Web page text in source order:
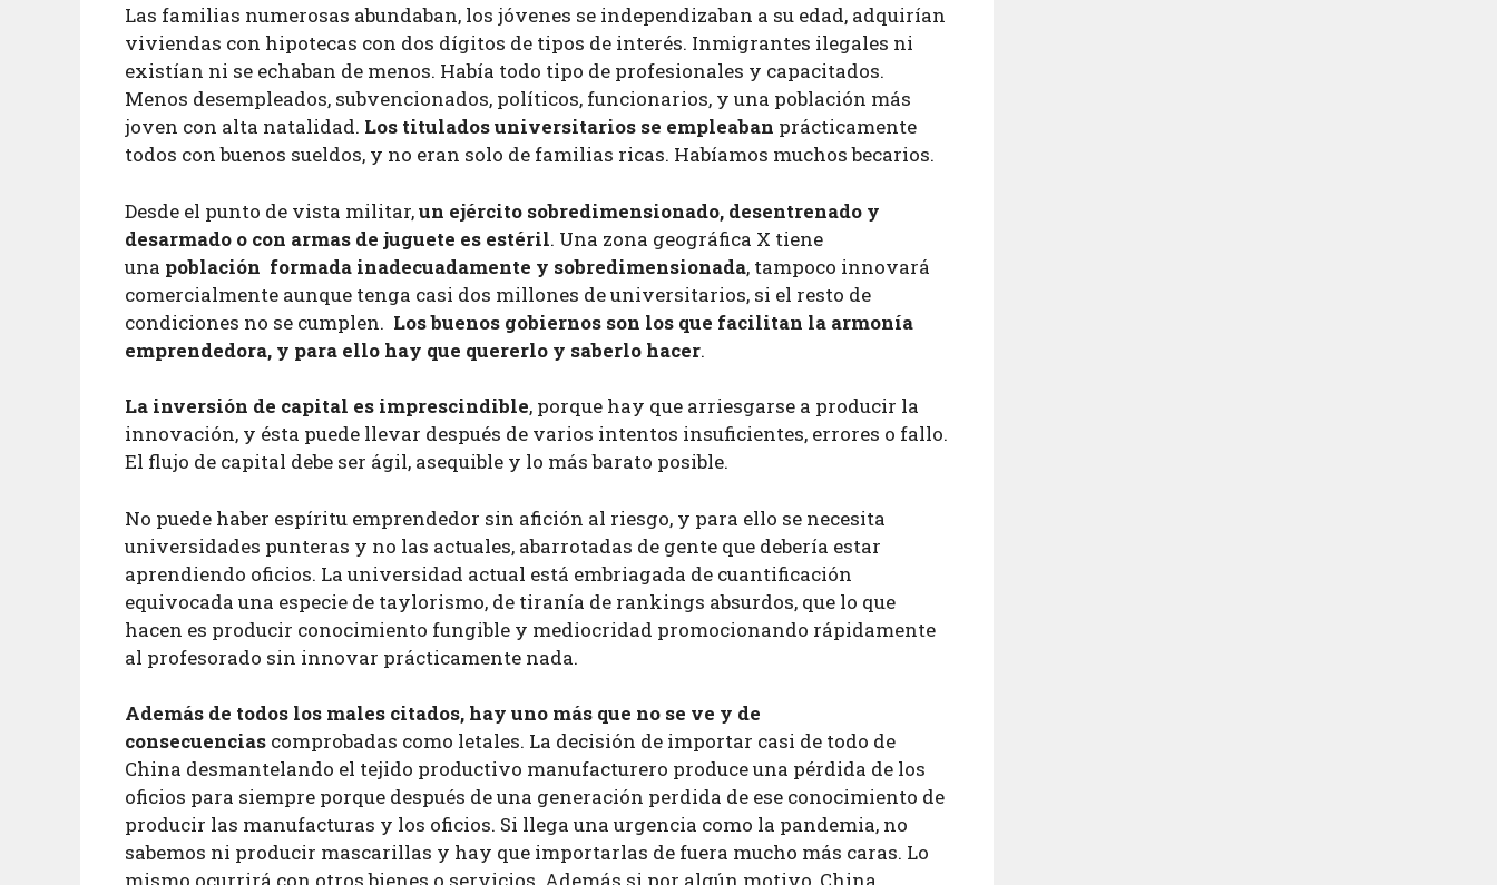
Las familias numerosas abundaban, los jóvenes se independizaban a su edad, adquirían
viviendas con hipotecas con dos dígitos de tipos de interés. Inmigrantes ilegales ni
existían ni se echaban de menos. Había todo tipo de profesionales y capacitados.
Menos desempleados, subvencionados, políticos, funcionarios, y una población más
joven con alta natalidad. Los titulados universitarios se empleaban prácticamente
todos con buenos sueldos, y no eran solo de familias ricas. Habíamos muchos becarios.
Desde el punto de vista militar,un ejército sobredimensionado, desentrenado y
desarmado o con armas de juguete es estéril. Una zona geográfica X tiene
una población formada inadecuadamente y sobredimensionada, tampoco innovará
comercialmente aunque tenga casi dos millones de universitarios, si el resto de
condiciones no se cumplen. Los buenos gobiernos son los que facilitan la armonía
emprendedora, y para ello hay que quererlo y saberlo hacer.
La inversión de capital es imprescindible, porque hay que arriesgarse a producir la
innovación, y ésta puede llevar después de varios intentos insuficientes, errores o fallo.
El flujo de capital debe ser ágil, asequible y lo más barato posible.
No puede haber espíritu emprendedor sin afición al riesgo, y para ello se necesita
universidades punteras y no las actuales, abarrotadas de gente que debería estar
aprendiendo oficios. La universidad actual está embriagada de cuantificación
equivocada una especie de taylorismo, de tiranía de rankings absurdos, que lo que
hacen es producir conocimiento fungible y mediocridad promocionando rápidamente
al profesorado sin innovar prácticamente nada.
Además de todos los males citados, hay uno más que no se ve y de
consecuencias comprobadas como letales. La decisión de importar casi de todo de
China desmantelando el tejido productivo manufacturero produce una pérdida de los
oficios para siempre porque después de una generación perdida de ese conocimiento de
producir las manufacturas y los oficios. Si llega una urgencia como la pandemia, no
sabemos ni producir mascarillas y hay que importarlas de fuera mucho más caras. Lo